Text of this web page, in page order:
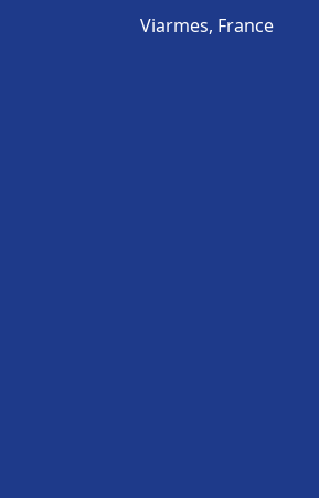
Viarmes, France